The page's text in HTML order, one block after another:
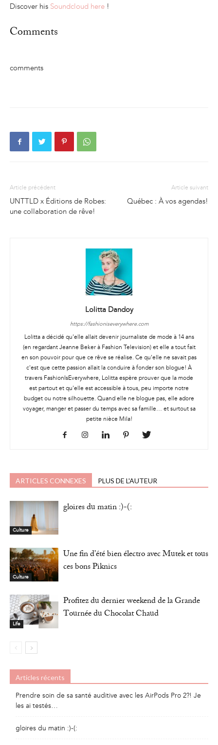
Discover his Soundcloud here !
Comments
comments
Article précédent
UNTTLD x Éditions de Robes:
une collaboration de rêve!
Article suivant
Québec : À vos agendas!
Lolitta Dandoy
https://fashioniseverywhere.com
Lolitta a décidé qu'elle allait devenir journaliste de mode à 14 ans
(en regardant Jeanne Beker à Fashion Television) et elle a tout fait
en son pouvoir pour que ce rêve se réalise. Ce qu'elle ne savait pas
c'est que cette passion allait la conduire à fonder son blogue! À
travers FashionIsEverywhere, Lolitta espère prouver que la mode
est partout et qu'elle est accessible à tous, peu importe notre
budget ou notre silhouette. Quand elle ne blogue pas, elle adore
voyager, manger et passer du temps avec sa famille… et surtout sa
petite nièce Mila!
ARTICLES CONNEXES PLUS DE L'AUTEUR
Culture
gloires du matin :)-(:
Culture
Une fin d’été bien électro avec Mutek et tous
ces bons Piknics
Life
Profitez du dernier weekend de la Grande
Tournée du Chocolat Chaud
Articles récents
Prendre soin de sa santé auditive avec les AirPods Pro 2?! Je
les ai testés…
gloires du matin :)-(: